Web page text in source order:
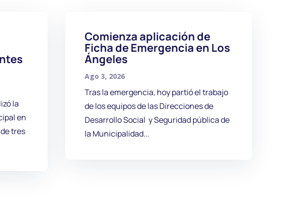
la
en
tres
Comienza aplicación de
Ficha de Emergencia en Los
Ángeles
Ago 3, 2026
Tras la emergencia, hoy partió el trabajo
de los equipos de las Direcciones de
Desarrollo Social y Seguridad pública de
la Municipalidad...